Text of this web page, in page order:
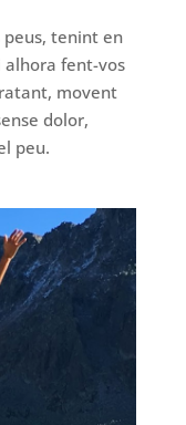
peus, tenint en
alhora fent-vos
movent
dolor,
peu.